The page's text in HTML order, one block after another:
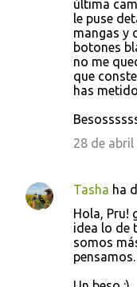
última
le puse
mangas y
botones
no me
que
has
28 de abril
Tasha ha
Hola, Pru!
idea lo de
somos